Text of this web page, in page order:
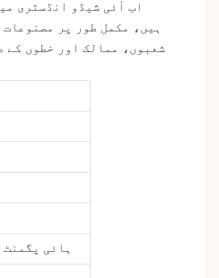
ہیں، مکمل طور پر
شعبوں، ممالک اور خطوں کے
ہائی